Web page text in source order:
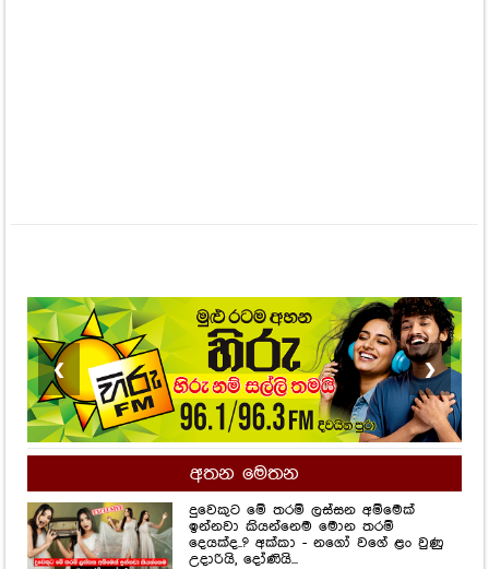
❮ ❯
අතන මෙතන
දුවෙකුට මේ තරම් ලස්සන අම්මෙක්
ඉන්නවා කියන්නෙම මොන තරම්
දෙයක්ද..? අක්කා - නගෝ වගේ ළං වුණු
උදාරියි, දෝණියි...